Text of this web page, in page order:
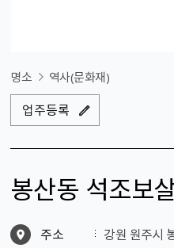
명소 역사(문화재)
업주등록
봉산동 석조보
주소 강원 원주시